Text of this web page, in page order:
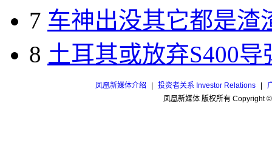
7 车神出没其它都是渣
8 土耳其或放弃S400
凤凰新媒体介绍 投资者关系 Investor Relations
凤凰新媒体 版权所有 Copyright